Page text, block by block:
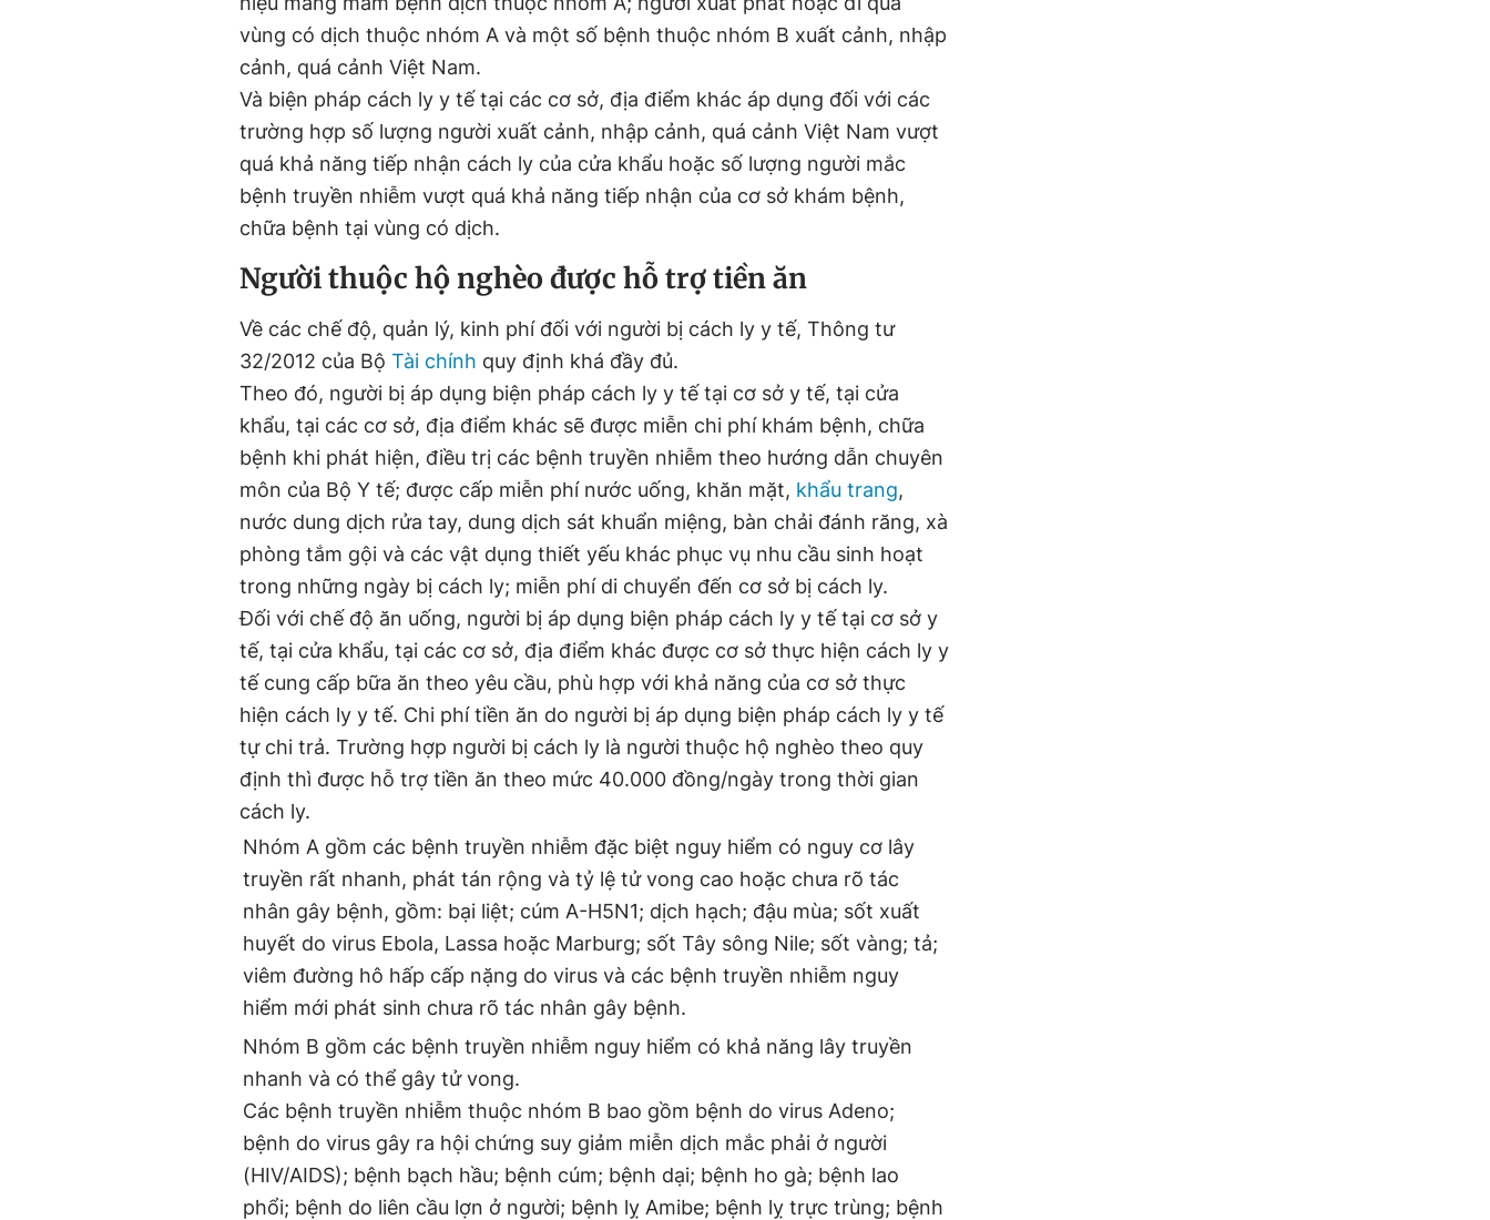
vùng có dịch thuộc nhóm A và một số bệnh thuộc nhóm B xuất cảnh, nhập
cảnh, quá cảnh Việt Nam.
Và biện pháp cách ly y tế tại các cơ sở, địa điểm khác áp dụng đối với các
trường hợp số lượng người xuất cảnh, nhập cảnh, quá cảnh Việt Nam vượt
quá khả năng tiếp nhận cách ly của cửa khẩu hoặc số lượng người mắc
bệnh truyền nhiễm vượt quá khả năng tiếp nhận của cơ sở khám bệnh,
chữa bệnh tại vùng có dịch.
Người thuộc hộ nghèo được hỗ trợ tiền ăn
Về các chế độ, quản lý, kinh phí đối với người bị cách ly y tế, Thông tư
32/2012 của Bộ Tài chính quy định khá đầy đủ.
Theo đó, người bị áp dụng biện pháp cách ly y tế tại cơ sở y tế, tại cửa
khẩu, tại các cơ sở, địa điểm khác sẽ được miễn chi phí khám bệnh, chữa
bệnh khi phát hiện, điều trị các bệnh truyền nhiễm theo hướng dẫn chuyên
môn của Bộ Y tế; được cấp miễn phí nước uống, khăn mặt, khẩu trang,
nước dung dịch rửa tay, dung dịch sát khuẩn miệng, bàn chải đánh răng, xà
phòng tắm gội và các vật dụng thiết yếu khác phục vụ nhu cầu sinh hoạt
trong những ngày bị cách ly; miễn phí di chuyển đến cơ sở bị cách ly.
Đối với chế độ ăn uống, người bị áp dụng biện pháp cách ly y tế tại cơ sở y
tế, tại cửa khẩu, tại các cơ sở, địa điểm khác được cơ sở thực hiện cách ly y
tế cung cấp bữa ăn theo yêu cầu, phù hợp với khả năng của cơ sở thực
hiện cách ly y tế. Chi phí tiền ăn do người bị áp dụng biện pháp cách ly y tế
tự chi trả. Trường hợp người bị cách ly là người thuộc hộ nghèo theo quy
định thì được hỗ trợ tiền ăn theo mức 40.000 đồng/ngày trong thời gian
cách ly.
Nhóm A gồm các bệnh truyền nhiễm đặc biệt nguy hiểm có nguy cơ lây
truyền rất nhanh, phát tán rộng và tỷ lệ tử vong cao hoặc chưa rõ tác
nhân gây bệnh, gồm: bại liệt; cúm A-H5N1; dịch hạch; đậu mùa; sốt xuất
huyết do virus Ebola, Lassa hoặc Marburg; sốt Tây sông Nile; sốt vàng; tả;
viêm đường hô hấp cấp nặng do virus và các bệnh truyền nhiễm nguy
hiểm mới phát sinh chưa rõ tác nhân gây bệnh.
Nhóm B gồm các bệnh truyền nhiễm nguy hiểm có khả năng lây truyền
nhanh và có thể gây tử vong.
Các bệnh truyền nhiễm thuộc nhóm B bao gồm bệnh do virus Adeno;
bệnh do virus gây ra hội chứng suy giảm miễn dịch mắc phải ở người
(HIV/AIDS); bệnh bạch hầu; bệnh cúm; bệnh dại; bệnh ho gà; bệnh lao
phổi; bệnh do liên cầu lợn ở người; bệnh lỵ Amibe; bệnh lỵ trực trùng; bệnh